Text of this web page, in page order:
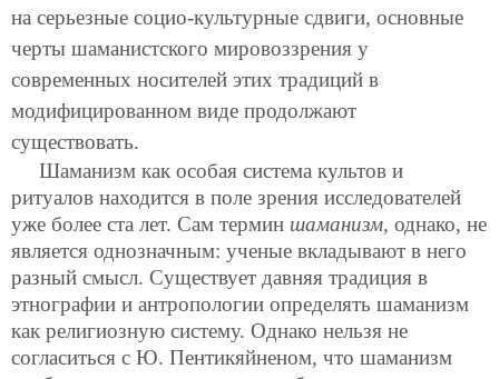
на серьезные социо-культурные сдвиги, основные
черты шаманистского мировоззрения у
современных носителей этих традиций в
модифицированном виде продолжают
существовать.
Шаманизм как особая система культов и
ритуалов находится в поле зрения исследователей
уже более ста лет. Сам термин шаманизм, однако, не
является однозначным: ученые вкладывают в него
разный смысл. Существует давняя традиция в
этнографии и антропологии определять шаманизм
как религиозную систему. Однако нельзя не
согласиться с Ю. Пентикяйненом, что шаманизм